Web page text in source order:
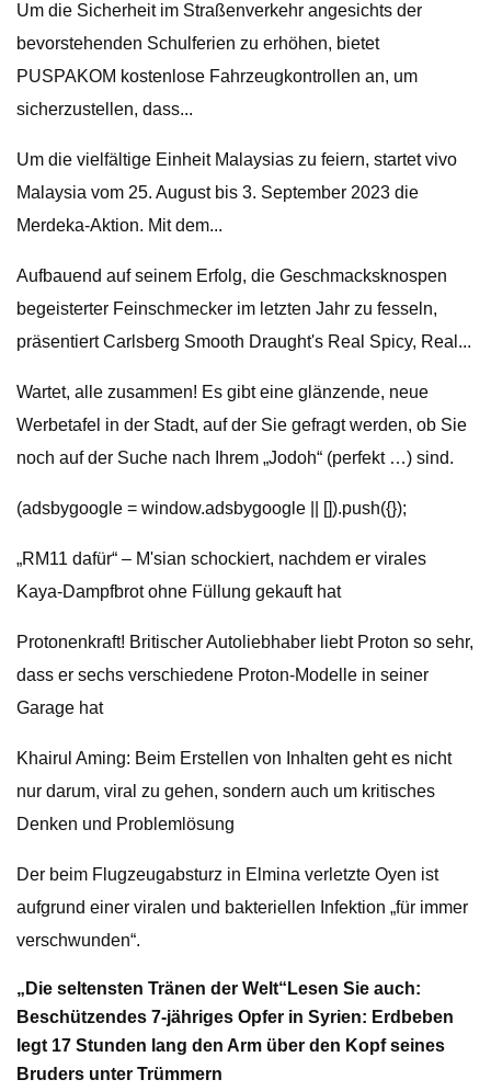
Um die Sicherheit im Straßenverkehr angesichts der
bevorstehenden Schulferien zu erhöhen, bietet
PUSPAKOM kostenlose Fahrzeugkontrollen an, um
sicherzustellen, dass...
Um die vielfältige Einheit Malaysias zu feiern, startet vivo
Malaysia vom 25. August bis 3. September 2023 die
Merdeka-Aktion. Mit dem...
Aufbauend auf seinem Erfolg, die Geschmacksknospen
begeisterter Feinschmecker im letzten Jahr zu fesseln,
präsentiert Carlsberg Smooth Draught's Real Spicy, Real...
Wartet, alle zusammen! Es gibt eine glänzende, neue
Werbetafel in der Stadt, auf der Sie gefragt werden, ob Sie
noch auf der Suche nach Ihrem „Jodoh“ (perfekt …) sind.
(adsbygoogle = window.adsbygoogle || []).push({});
„RM11 dafür“ – M'sian schockiert, nachdem er virales
Kaya-Dampfbrot ohne Füllung gekauft hat
Protonenkraft! Britischer Autoliebhaber liebt Proton so sehr,
dass er sechs verschiedene Proton-Modelle in seiner
Garage hat
Khairul Aming: Beim Erstellen von Inhalten geht es nicht
nur darum, viral zu gehen, sondern auch um kritisches
Denken und Problemlösung
Der beim Flugzeugabsturz in Elmina verletzte Oyen ist
aufgrund einer viralen und bakteriellen Infektion „für immer
verschwunden“.
„Die seltensten Tränen der Welt“ Lesen Sie auch:
Beschützendes 7-jähriges Opfer in Syrien: Erdbeben
legt 17 Stunden lang den Arm über den Kopf seines
Bruders unter Trümmern